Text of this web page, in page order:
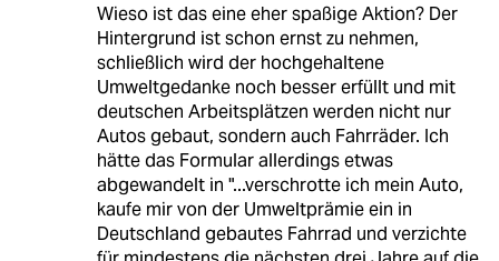
Wieso ist das eine eher spaßige Aktion? Der
Hintergrund ist schon ernst zu nehmen,
schließlich wird der hochgehaltene
Umweltgedanke noch besser erfüllt und mit
deutschen Arbeitsplätzen werden nicht nur
Autos gebaut, sondern auch Fahrräder. Ich
hätte das Formular allerdings etwas
abgewandelt in "...verschrotte ich mein Auto,
kaufe mir von der Umweltprämie ein in
Deutschland gebautes Fahrrad und verzichte